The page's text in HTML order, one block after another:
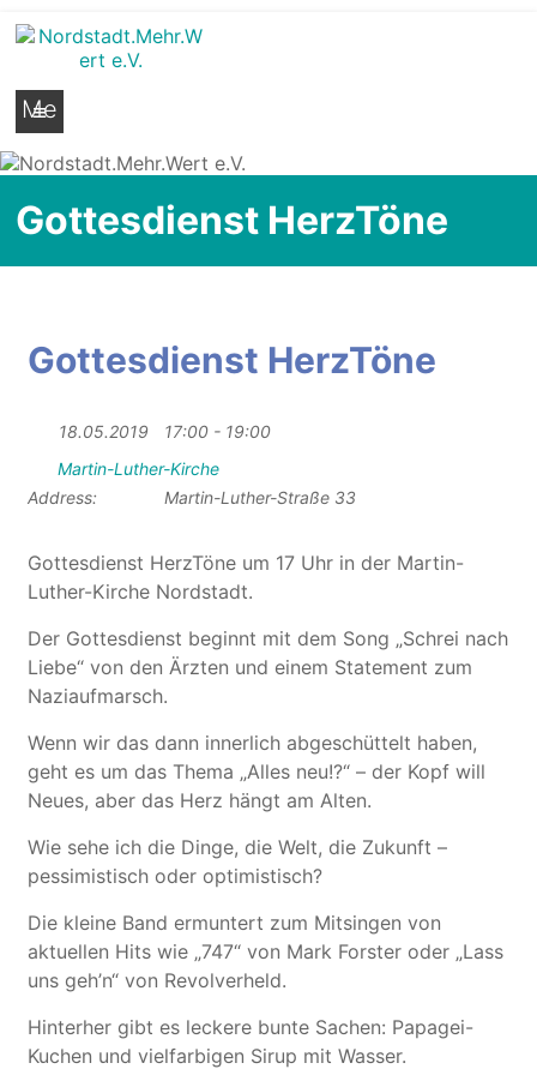
Nordstadt.Mehr.Wert e.V.
Stadtteilseite der Hildesheimer Nordstadt
Me
Gottesdienst HerzTöne
Gottesdienst HerzTöne
18.05.2019
17:00 - 19:00
Martin-Luther-Kirche
Address:
Martin-Luther-Straße 33
Gottesdienst HerzTöne um 17 Uhr in der Martin-
Luther-Kirche Nordstadt.
Der Gottesdienst beginnt mit dem Song „Schrei nach
Liebe“ von den Ärzten und einem Statement zum
Naziaufmarsch.
Wenn wir das dann innerlich abgeschüttelt haben,
geht es um das Thema „Alles neu!?“ – der Kopf will
Neues, aber das Herz hängt am Alten.
Wie sehe ich die Dinge, die Welt, die Zukunft –
pessimistisch oder optimistisch?
Die kleine Band ermuntert zum Mitsingen von
aktuellen Hits wie „747“ von Mark Forster oder „Lass
uns geh’n“ von Revolverheld.
Hinterher gibt es leckere bunte Sachen: Papagei-
Kuchen und vielfarbigen Sirup mit Wasser.